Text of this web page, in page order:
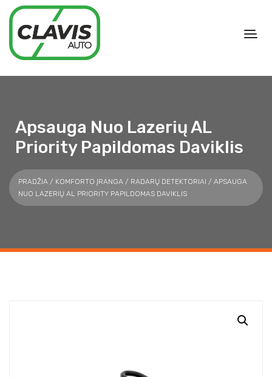
Apsauga Nuo Lazerių AL
Priority Papildomas Daviklis
PRADŽIA / KOMFORTO ĮRANGA / RADARŲ DETEKTORIAI / APSAUGA
NUO LAZERIŲ AL PRIORITY PAPILDOMAS DAVIKLIS